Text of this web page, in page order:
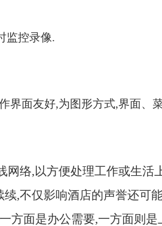
监控录像.
界面友好,为图形方式,界面、
网络,以方便处理工作或生活
续,不仅影响酒店的声誉还可
一方面是办公需要,一方面则是